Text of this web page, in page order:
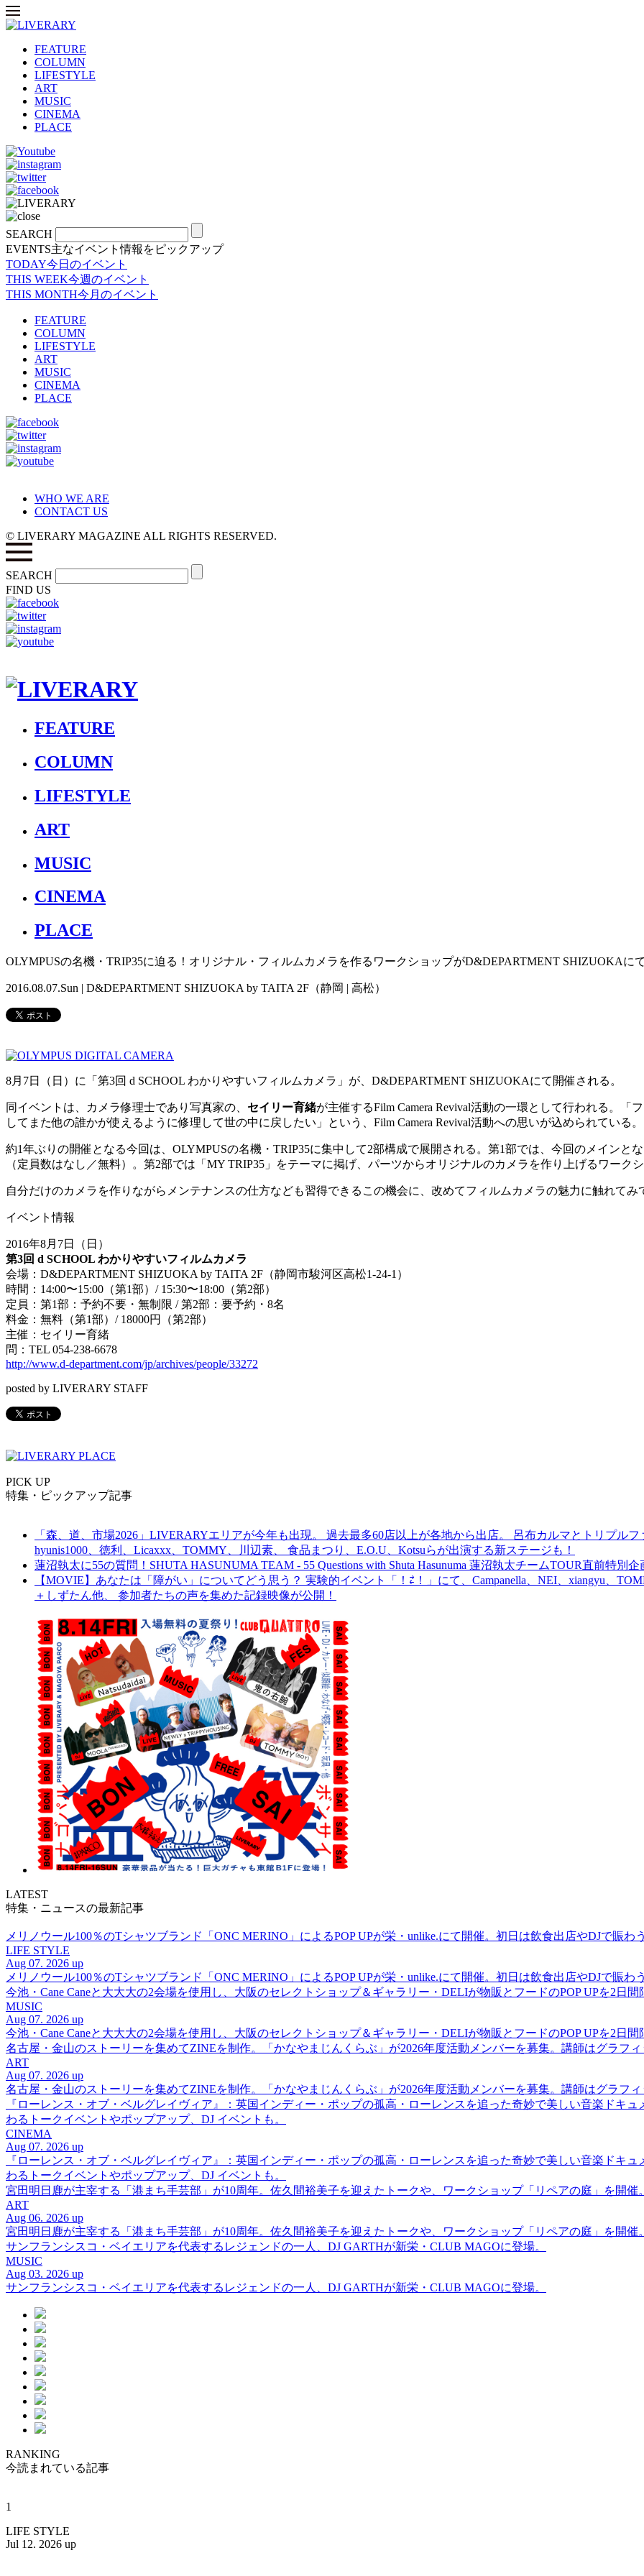
FEATURE
COLUMN
LIFESTYLE
ART
MUSIC
CINEMA
PLACE
SEARCH
EVENTS主なイベント情報をピックアップ
TODAY今日のイベント
THIS WEEK今週のイベント
THIS MONTH今月のイベント
FEATURE
COLUMN
LIFESTYLE
ART
MUSIC
CINEMA
PLACE
WHO WE ARE
CONTACT US
© LIVERARY MAGAZINE ALL RIGHTS RESERVED.
SEARCH
FIND US
FEATURE
COLUMN
LIFESTYLE
ART
MUSIC
CINEMA
PLACE
OLYMPUSの名機・TRIP35に迫る！オリジナル・フィルムカメラを作るワークショップがD&DEPARTMENT SHIZUOKAに
2016.08.07.Sun | D&DEPARTMENT SHIZUOKA by TAITA 2F（静岡 | 高松）
8月7日（日）に「第3回 d SCHOOL わかりやすいフィルムカメラ」が、D&DEPARTMENT SHIZUOKAにて開催される。
同イベントは、カメラ修理士であり写真家の、 セイリー育緒が主催するFilm Camera Revival活動の一環として行われる。
してまた他の誰かが使えるように修理して世の中に戻したい」という、Film Camera Revival活動への思いが込められている。
約1年ぶりの開催となる今回は、OLYMPUSの名機・TRIP35に集中して2部構成で展開される。第1部では、今回のメインと
（定員数はなし／無料）。第2部では「MY TRIP35」をテーマに掲げ、パーツからオリジナルのカメラを作り上げるワーク
自分だけのカメラを作りながらメンテナンスの仕方なども習得できるこの機会に、改めてフィルムカメラの魅力に触れてみ
イベント情報
2016年8月7日（日）
第3回 d SCHOOL わかりやすいフィルムカメラ
会場：D&DEPARTMENT SHIZUOKA by TAITA 2F（静岡市駿河区高松1-24-1）
時間：14:00〜15:00（第1部）/ 15:30〜18:00（第2部）
定員：第1部：予約不要・無制限 / 第2部：要予約・8名
料金：無料（第1部）/ 18000円（第2部）
主催：セイリー育緒
問：TEL 054-238-6678
http://www.d-department.com/jp/archives/people/33272
posted by LIVERARY STAFF
PICK UP
特集・ピックアップ記事
「森、道、市場2026」LIVERARYエリアが今年も出現。 過去最多60店以上が各地から出店。 呂布カルマとトリプル
hyunis1000、徳利、Licaxxx、TOMMY、川辺素、 食品まつり、E.O.U、Kotsuらが出演する新ステージも！
蓮沼執太に55の質問！SHUTA HASUNUMA TEAM - 55 Questions with Shuta Hasunuma 蓮沼執太チームTOUR直前特別
【MOVIE】あなたは「障がい」についてどう思う？ 実験的イベント「！⇄！」にて、Campanella、NEI、xiangyu、
＋しずたん他、 参加者たちの声を集めた記録映像が公開！
LATEST
特集・ニュースの最新記事
メリノウール100％のTシャツブランド「ONC MERINO」によるPOP UPが栄・unlike.にて開催。初日は飲食出店やDJで賑わ
LIFE STYLE
Aug 07. 2026 up
メリノウール100％のTシャツブランド「ONC MERINO」によるPOP UPが栄・unlike.にて開催。初日は飲食出店やDJで賑わ
今池・Cane Caneと大大大の2会場を使用し、大阪のセレクトショップ＆ギャラリー・DELIが物販とフードのPOP UPを2日間
MUSIC
Aug 07. 2026 up
今池・Cane Caneと大大大の2会場を使用し、大阪のセレクトショップ＆ギャラリー・DELIが物販とフードのPOP UPを2日間
名古屋・金山のストーリーを集めてZINEを制作。「かなやまじんくらぶ」が2026年度活動メンバーを募集。講師はグラフ
ART
Aug 07. 2026 up
名古屋・金山のストーリーを集めてZINEを制作。「かなやまじんくらぶ」が2026年度活動メンバーを募集。講師はグラフ
『ローレンス・オブ・ベルグレイヴィア』：英国インディー・ポップの孤高・ローレンスを追った奇妙で美しい音楽ドキ
わるトークイベントやポップアップ、DJ イベントも。
CINEMA
Aug 07. 2026 up
『ローレンス・オブ・ベルグレイヴィア』：英国インディー・ポップの孤高・ローレンスを追った奇妙で美しい音楽ドキ
わるトークイベントやポップアップ、DJ イベントも。
宮田明日鹿が主宰する「港まち手芸部」が10周年。佐久間裕美子を迎えたトークや、ワークショップ「リペアの庭」を開催
ART
Aug 06. 2026 up
宮田明日鹿が主宰する「港まち手芸部」が10周年。佐久間裕美子を迎えたトークや、ワークショップ「リペアの庭」を開催
サンフランシスコ・ベイエリアを代表するレジェンドの一人、DJ GARTHが新栄・CLUB MAGOに登場。
MUSIC
Aug 03. 2026 up
サンフランシスコ・ベイエリアを代表するレジェンドの一人、DJ GARTHが新栄・CLUB MAGOに登場。
RANKING
今読まれている記事
1
LIFE STYLE
Jul 12. 2026 up